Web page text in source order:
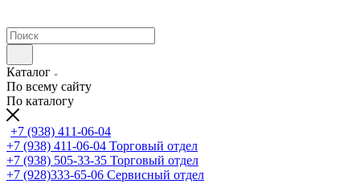
Каталог
По всему сайту
По каталогу
+7 (938) 411-06-04
+7 (938) 411-06-04 Торговый отдел
+7 (938) 505-33-35 Торговый отдел
+7 (928)333-65-06 Сервисный отдел